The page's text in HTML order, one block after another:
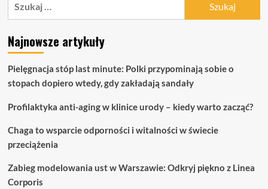
olejki
konopne
jak
działają?
Najnowsze artykuły
Pielęgnacja stóp last minute: Polki przypominają sobie o
stopach dopiero wtedy, gdy zakładają sandały
Profilaktyka anti-aging w klinice urody – kiedy warto zacząć?
Chaga to wsparcie odporności i witalności w świecie
przeciążenia
Zabieg modelowania ust w Warszawie: Odkryj piękno z Linea
Corporis